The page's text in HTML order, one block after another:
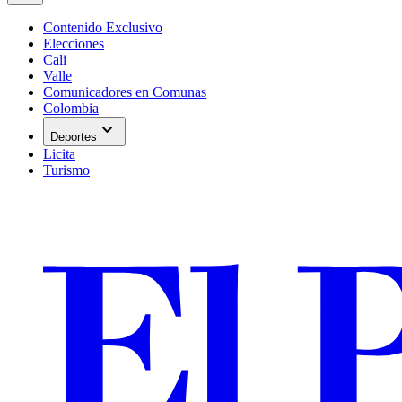
Contenido Exclusivo
Elecciones
Cali
Valle
Comunicadores en Comunas
Colombia
Deportes expand_more
Licita
Turismo